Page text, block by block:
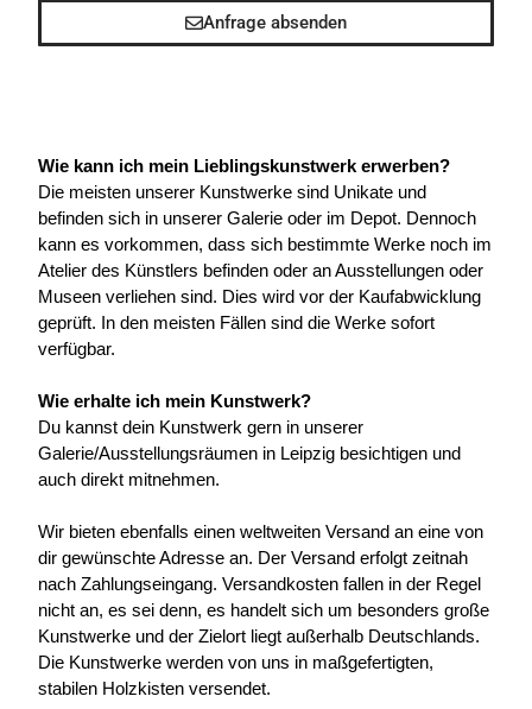
Anfrage absenden
Wie kann ich mein Lieblingskunstwerk erwerben?
Die meisten unserer Kunstwerke sind Unikate und
befinden sich in unserer Galerie oder im Depot. Dennoch
kann es vorkommen, dass sich bestimmte Werke noch im
Atelier des Künstlers befinden oder an Ausstellungen oder
Museen verliehen sind. Dies wird vor der Kaufabwicklung
geprüft. In den meisten Fällen sind die Werke sofort
verfügbar.
Wie erhalte ich mein Kunstwerk?
Du kannst dein Kunstwerk gern in unserer
Galerie/Ausstellungsräumen in Leipzig besichtigen und
auch direkt mitnehmen.
Wir bieten ebenfalls einen weltweiten Versand an eine von
dir gewünschte Adresse an. Der Versand erfolgt zeitnah
nach Zahlungseingang. Versandkosten fallen in der Regel
nicht an, es sei denn, es handelt sich um besonders große
Kunstwerke und der Zielort liegt außerhalb Deutschlands.
Die Kunstwerke werden von uns in maßgefertigten,
stabilen Holzkisten versendet.